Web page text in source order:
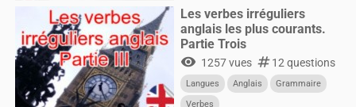
Les verbes irréguliers
anglais les plus courants.
Partie Trois
visibility 1257 vues numbers12 questions
Langues Anglais
Grammaire
Verbes